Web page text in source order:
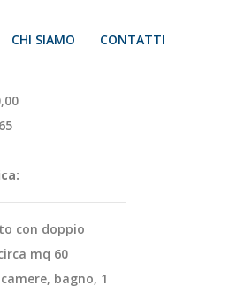
CHI SIAMO CONTATTI
con doppio
mq 60
bagno, 1